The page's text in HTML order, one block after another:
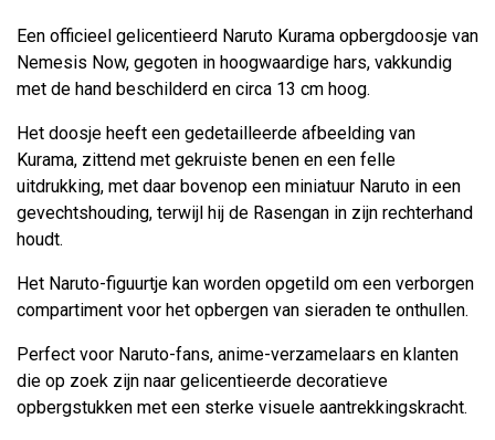
Een officieel gelicentieerd Naruto Kurama opbergdoosje van
Nemesis Now, gegoten in hoogwaardige hars, vakkundig
met de hand beschilderd en circa 13 cm hoog.
Het doosje heeft een gedetailleerde afbeelding van
Kurama, zittend met gekruiste benen en een felle
uitdrukking, met daar bovenop een miniatuur Naruto in een
gevechtshouding, terwijl hij de Rasengan in zijn rechterhand
houdt.
Het Naruto-figuurtje kan worden opgetild om een ​​verborgen
compartiment voor het opbergen van sieraden te onthullen.
Perfect voor Naruto-fans, anime-verzamelaars en klanten
die op zoek zijn naar gelicentieerde decoratieve
opbergstukken met een sterke visuele aantrekkingskracht.